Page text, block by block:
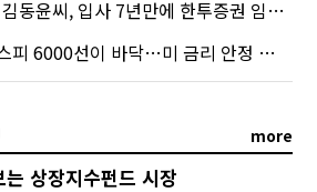
윤씨, 입사 7년만에 한투증권 임원 승진
선이 바닥…미 금리 안정 후 추가 회복"
more
상장지수펀드 시장